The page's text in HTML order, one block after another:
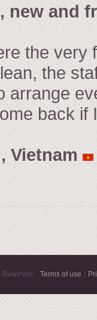
new and
the very
the
arrange
back if
Vietnam
Terms of use